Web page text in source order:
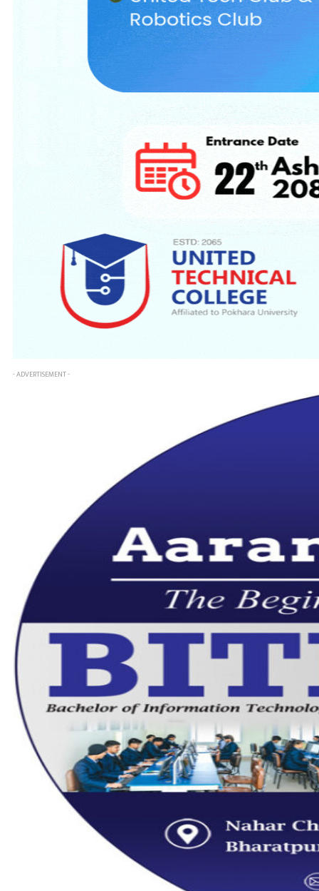
- ADVERTISEMENT -